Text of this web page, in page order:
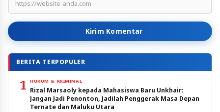
Kirim Komentar
BERITA TERPOPULER
1 HUKUM & KRIMINAL
Rizal Marsaoly kepada Mahasiswa Baru Unkhair:
Jangan Jadi Penonton, Jadilah Penggerak Masa Depan
Ternate dan Maluku Utara